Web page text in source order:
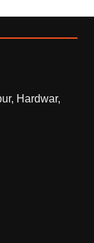
Hardwar,